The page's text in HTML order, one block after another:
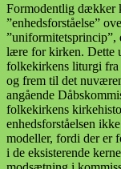
Formodentlig dækker
”enhedsforståelse”
”uniformitetsprincip”,
lære for kirken. Dette
folkekirkens liturgi fra
og frem til det
angående
folkekirkens
enhedsforståelsen
modeller, fordi der er
i de eksisterende